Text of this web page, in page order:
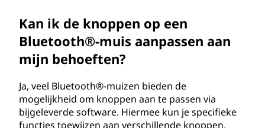
Kan ik de knoppen op een
Bluetooth®-muis aanpassen aan
mijn behoeften?
Ja, veel Bluetooth®-muizen bieden de
mogelijkheid om knoppen aan te passen via
bijgeleverde software. Hiermee kun je specifieke
functies toewijzen aan verschillende knoppen,